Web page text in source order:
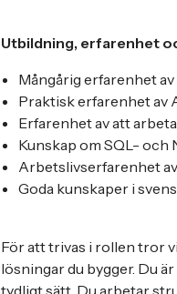
Utbildning, erfarenhet
Mångårig erfarenhet
Praktisk erfarenhet av
Erfarenhet av att
Kunskap om SQL- och
Arbetslivserfarenhet
Goda kunskaper i
För att trivas i rollen tror
lösningar du bygger. Du
tydligt sätt. Du arbetar